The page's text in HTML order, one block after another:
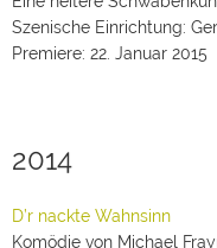
Szenische Einrichtung:
Premiere: 22. Januar 2015
2014
D’r nackte Wahnsinn
Komödie von Michael